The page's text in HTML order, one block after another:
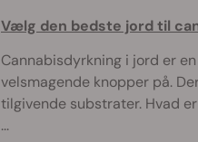
Vælg den bedste jord til
Cannabisdyrkning i jord er
velsmagende knopper på.
tilgivende substrater. Hvad
...